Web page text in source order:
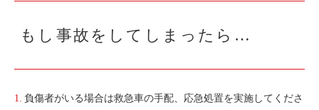
学生はおトク！
マイナ免許証
よくある質問
もし事故をしてしまったら…
負傷者がいる場合は救急車の手配、応急処置を実施してくださ